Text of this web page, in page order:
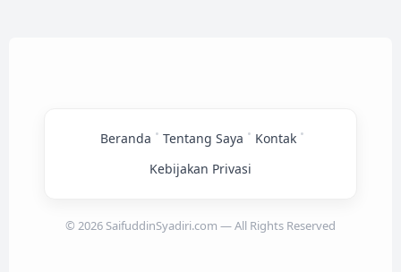
Beranda • Tentang Saya • Kontak •
Kebijakan Privasi
© 2026 SaifuddinSyadiri.com — All Rights Reserved